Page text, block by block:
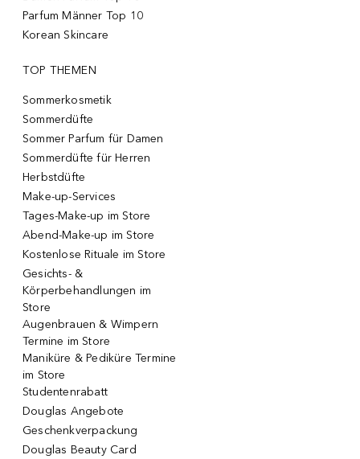
Parfum Männer Top 10
Korean Skincare
TOP THEMEN
Sommerkosmetik
Sommerdüfte
Sommer Parfum für Damen
Sommerdüfte für Herren
Herbstdüfte
Make-up-Services
Tages-Make-up im Store
Abend-Make-up im Store
Kostenlose Rituale im Store
Gesichts- &
Körperbehandlungen im
Store
Augenbrauen & Wimpern
Termine im Store
Maniküre & Pediküre Termine
im Store
Studentenrabatt
Douglas Angebote
Geschenkverpackung
Douglas Beauty Card